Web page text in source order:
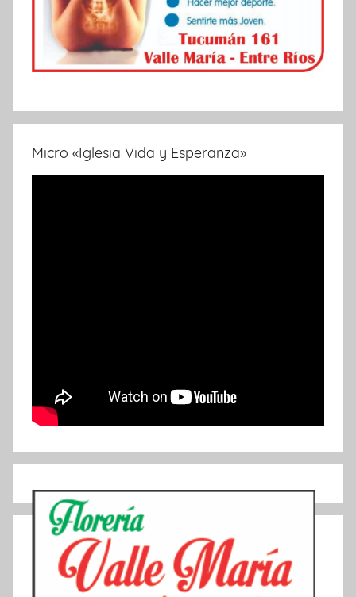
Micro «Iglesia Vida y Esperanza»